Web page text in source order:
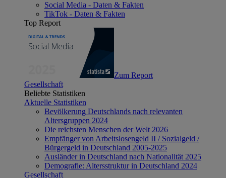
Social Media - Daten & Fakten
TikTok - Daten & Fakten
Top Report
Zum Report
Gesellschaft
Beliebte Statistiken
Aktuelle Statistiken
Bevölkerung Deutschlands nach relevanten
Altersgruppen 2024
Die reichsten Menschen der Welt 2026
Empfänger von Arbeitslosengeld II / Sozialgeld /
Bürgergeld in Deutschland 2005-2025
Ausländer in Deutschland nach Nationalität 2025
Demografie: Altersstruktur in Deutschland 2024
Gesellschaft